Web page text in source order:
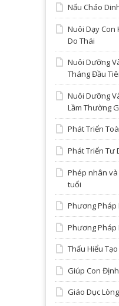
Nấu Cháo
Nuôi Dạy Con
Do Thái
Nuôi Dưỡng
Tháng Đầu
Nuôi Dưỡng
Lầm Thường
Phát Triển
Phát Triển Tư
Phép nhân
tuổi
Phương Pháp
Phương Pháp
Thấu Hiểu
Giúp Con
Giáo Dục